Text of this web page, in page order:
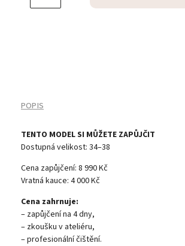
POPIS
TENTO MODEL SI MŮŽETE ZAPŮJČIT
Dostupná velikost: 34–38
Cena zapůjčení: 8 990 Kč
Vratná kauce: 4 000 Kč
Cena zahrnuje:
– zapůjčení na 4 dny,
– zkoušku v ateliéru,
– profesionální čištění.